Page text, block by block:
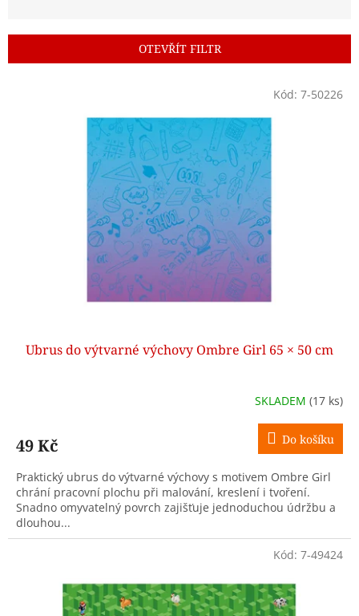
r
OTEVŘÍT FILTR
Ubrus do výtvarné výchovy Ombre Girl 65 × 50 cm
SKLADEM (17 ks)
49 Kč Do košíku
Praktický ubrus do výtvarné výchovy s motivem Ombre Girl
chrání pracovní plochu při malování, kreslení i tvoření.
Snadno omyvatelný povrch zajišťuje jednoduchou údržbu a
dlouhou...
Kód: 7-50226
Kód: 7-49424